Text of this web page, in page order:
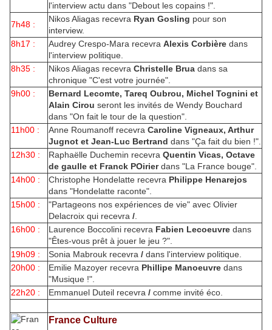
l'interview actu dans "Debout les copains !".
7h48 :
Nikos Aliagas recevra Ryan Gosling pour son
interview.
8h17 :
Audrey Crespo-Mara recevra Alexis Corbière dans
l'interview politique.
8h35 :
Nikos Aliagas recevra Christelle Brua dans sa
chronique "C'est votre journée".
9h00 :
Bernard Lecomte, Tareq Oubrou, Michel Tognini et
Alain Cirou seront les invités de Wendy Bouchard
dans "On fait le tour de la question".
11h00 :
Anne Roumanoff recevra Caroline Vigneaux, Arthur
Jugnot et Jean-Luc Bertrand dans "Ça fait du bien !".
12h30 :
Raphaëlle Duchemin recevra Quentin Vicas, Octave
de gaulle et Franck POirierdans "La France bouge".
14h00 :
Christophe Hondelatte recevra Philippe Henarejos
dans "Hondelatte raconte".
15h00 :
"Partageons nos expériences de vie" avec Olivier
Delacroix qui recevra /
16h00 :
Laurence Boccolini recevra Fabien Lecoeuvre dans
"Êtes-vous prêt à jouer le jeu ?".
19h09 :
Sonia Mabrouk recevra / dans l'interview politique.
20h00 :
Emilie Mazoyer recevra Phillipe Manoeuvre dans
"Musique !".
22h20 :
Emmanuel Duteil recevra / comme invité éco.
France Culture